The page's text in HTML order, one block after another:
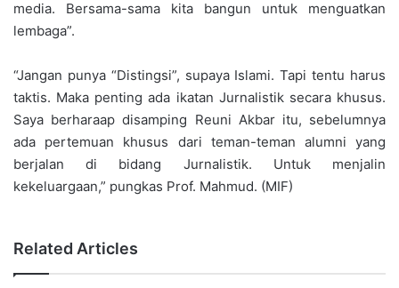
media. Bersama-sama kita bangun untuk menguatkan
lembaga”.
“Jangan punya “Distingsi”, supaya Islami. Tapi tentu harus
taktis. Maka penting ada ikatan Jurnalistik secara khusus.
Saya berharaap disamping Reuni Akbar itu, sebelumnya
ada pertemuan khusus dari teman-teman alumni yang
berjalan di bidang Jurnalistik. Untuk menjalin
kekeluargaan,” pungkas Prof. Mahmud. (MIF)
Related Articles